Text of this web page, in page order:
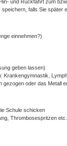
und Rückfahrt zum
falls Sie später
einnehmen?)
geben lassen)
Krankengymnastik,
gezogen oder das Metall
Schule schicken
Thrombosespritzen